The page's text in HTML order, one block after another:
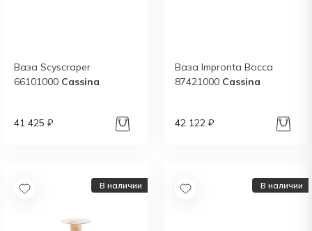
Ваза Scyscraper
66101000 Cassina
41 425 ₽
Ваза Impronta Bocca
87421000 Cassina
42 122 ₽
В наличии В наличии